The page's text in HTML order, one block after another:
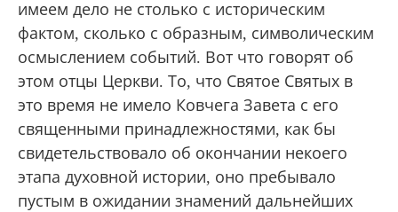
имеем дело не столько с историческим
фактом, сколько с образным, символическим
осмыслением событий. Вот что говорят об
этом отцы Церкви. То, что Святое Святых в
это время не имело Ковчега Завета с его
священными принадлежностями, как бы
свидетельствовало об окончании некоего
этапа духовной истории, оно пребывало
пустым в ожидании знамений дальнейших